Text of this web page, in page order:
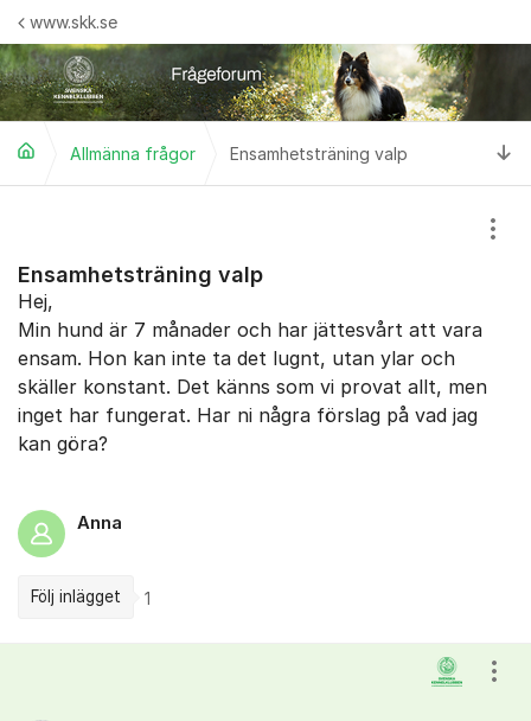
Hoppa till innehåll
www.skk.se
Allmänna frågor Ensamhetsträning valp
Ensamhetsträning valp
Hej,
Min hund är 7 månader och har jättesvårt att vara
ensam. Hon kan inte ta det lugnt, utan ylar och
skäller konstant. Det känns som vi provat allt, men
inget har fungerat. Har ni några förslag på vad jag
kan göra?
Anna
Följ inlägget 1